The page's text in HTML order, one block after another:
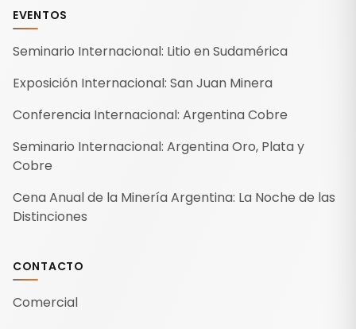
EVENTOS
Seminario Internacional: Litio en Sudamérica
Exposición Internacional: San Juan Minera
Conferencia Internacional: Argentina Cobre
Seminario Internacional: Argentina Oro, Plata y
Cobre
Cena Anual de la Minería Argentina: La Noche de las
Distinciones
CONTACTO
Comercial